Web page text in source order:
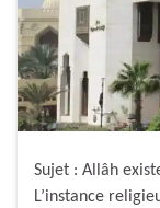
Sujet : Allâh
L’instance